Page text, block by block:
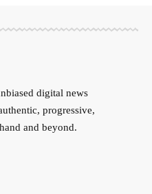
digital news
progressive,
and beyond.